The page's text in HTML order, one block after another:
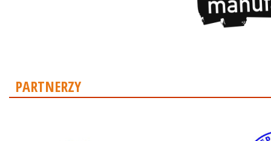
PARTNERZY